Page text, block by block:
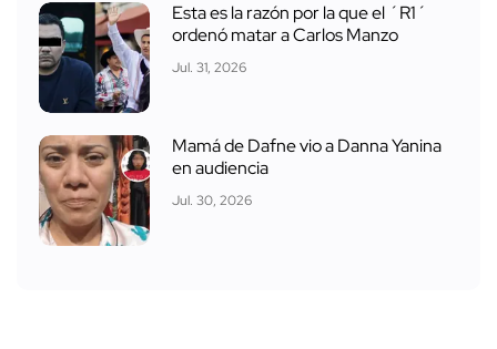
Esta es la razón por la que el ´R1´
ordenó matar a Carlos Manzo
Jul. 31, 2026
Mamá de Dafne vio a Danna Yanina
en audiencia
Jul. 30, 2026